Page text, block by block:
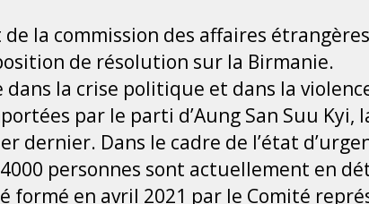
la commission des affaires
de résolution sur la Birmanie.
la crise politique et dans la
par le parti d’Aung San Suu
dernier. Dans le cadre de l’état
personnes sont actuellement en
en avril 2021 par le Comité